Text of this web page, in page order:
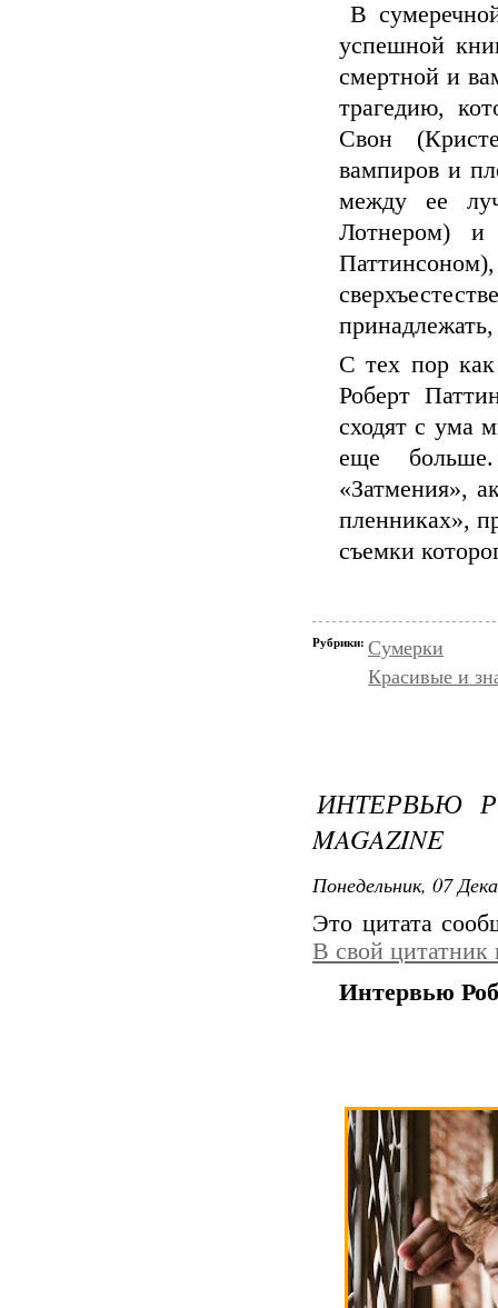
В
успешной
смертной и
трагедию,
Свон
вампиров и
между ее
Лотнером) и
С тех пор
Роберт
сходят с ума
еще
«Затмения»,
пленниках»,
съемки
Рубрики: Сумерки
Красивые и
ИНТЕРВЬЮ
MAGAZINE
Понедельник, 07
Это цитата
В свой цитатник
Интервью